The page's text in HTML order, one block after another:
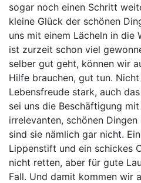
sogar noch einen Schritt
kleine Glück der schönen
uns mit einem Lächeln in die
ist zurzeit schon viel
selber gut geht, können wir
Hilfe brauchen, gut tun.
Lebensfreude stark, auch
sei uns die Beschäftigung
irrelevanten, schönen
sind sie nämlich gar nicht.
Lippenstift und ein schickes
nicht retten, aber für gute
Fall. Und damit kommen wir